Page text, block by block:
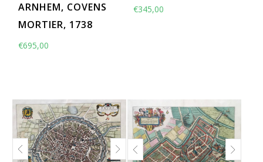
ARNHEM, COVENS
MORTIER, 1738
€695,00
€345,00